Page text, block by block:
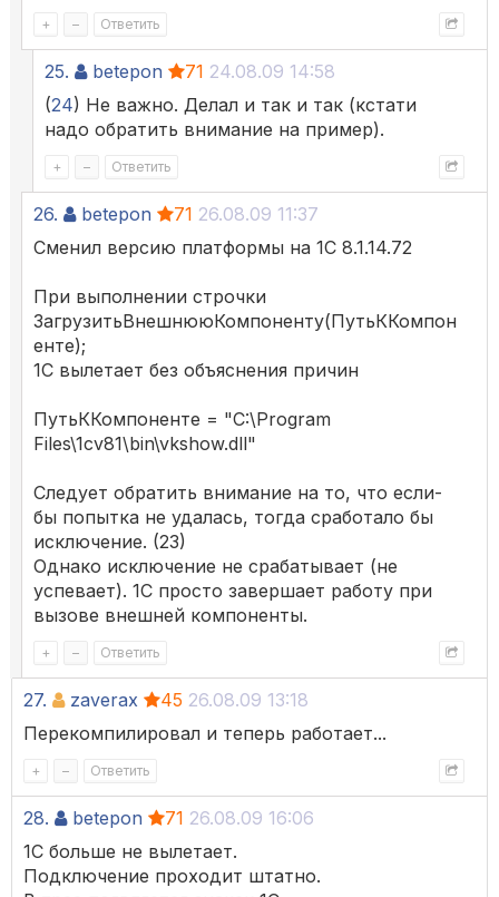
+ – Ответить
25. betepon 71 24.08.09 14:58
(24) Не важно. Делал и так и так (кстати
надо обратить внимание на пример).
+ – Ответить
26. betepon 71 26.08.09 11:37
Сменил версию платформы на 1С 8.1.14.72
При выполнении строчки
ЗагрузитьВнешнююКомпоненту(ПутьККомпон
енте);
1С вылетает без объяснения причин
ПутьККомпоненте = "C:\Program
Files\1cv81\bin\vkshow.dll"
Следует обратить внимание на то, что если-
бы попытка не удалась, тогда сработало бы
исключение. (23)
Однако исключение не срабатывает (не
успевает). 1С просто завершает работу при
вызове внешней компоненты.
+ – Ответить
27. zaverax 45 26.08.09 13:18
Перекомпилировал и теперь работает...
+ – Ответить
28. betepon 71 26.08.09 16:06
1С больше не вылетает.
Подключение проходит штатно.